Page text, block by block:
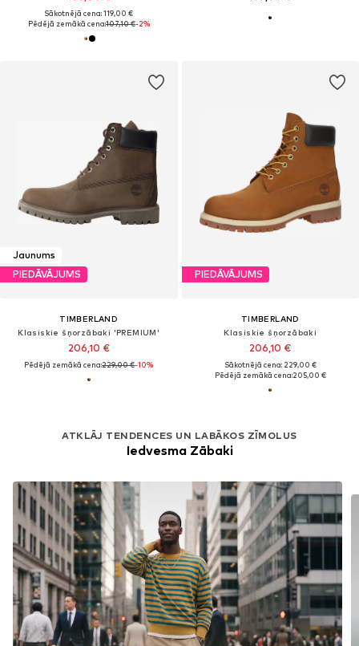
Sākotnējā cena: 119,00 €
Pēdējā zemākā cena:107,10 €-2%
Jaunums
PIEDĀVĀJUMS
TIMBERLAND
Klasiskie šņorzābaki 'PREMIUM'
206,10 €
Pēdējā zemākā cena:229,00 €-10%
PIEDĀVĀJUMS
TIMBERLAND
Klasiskie šņorzābaki
206,10 €
Sākotnējā cena: 229,00 €
Pēdējā zemākā cena:205,00 €
ATKLĀJ TENDENCES UN LABĀKOS ZĪMOLUS
Iedvesma Zābaki